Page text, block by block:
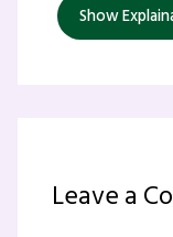
Show
Leave a